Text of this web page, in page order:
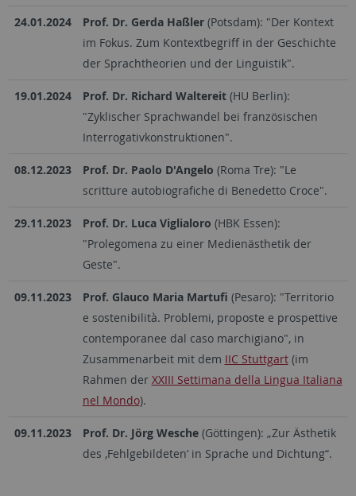
24.01.2024 Prof. Dr. Gerda Haßler(Potsdam): "Der Kontext
im Fokus. Zum Kontextbegriff in der Geschichte
der Sprachtheorien und der Linguistik".
19.01.2024 Prof. Dr. Richard Waltereit(HU Berlin):
"Zyklischer Sprachwandel bei französischen
Interrogativkonstruktionen".
08.12.2023 Prof. Dr. Paolo D'Angelo (Roma Tre): "Le
scritture autobiografiche di Benedetto Croce".
29.11.2023 Prof. Dr. Luca Viglialoro (HBK Essen):
"Prolegomena zu einer Medienästhetik der
Geste".
09.11.2023 Prof. Glauco Maria Martufi (Pesaro): "Territorio
e sostenibilità. Problemi, proposte e prospettive
contemporanee dal caso marchigiano", in
Zusammenarbeit mit dem IIC Stuttgart(im
Rahmen der XXIII Settimana della Lingua Italiana
nel Mondo).
09.11.2023 Prof. Dr. Jörg Wesche (Göttingen): „Zur Ästhetik
des ‚Fehlgebildeten‘ in Sprache und Dichtung“.